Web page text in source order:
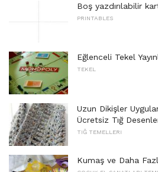
Boş yazdırılabilir
PRINTABLES
Eğlenceli Tekel
TEKEL
Uzun Dikişler
Ücretsiz Tığ
TIĞ TEMELLERI
Kumaş ve Daha